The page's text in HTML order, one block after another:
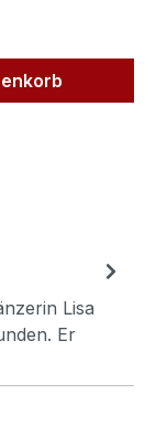
Lisa
Er